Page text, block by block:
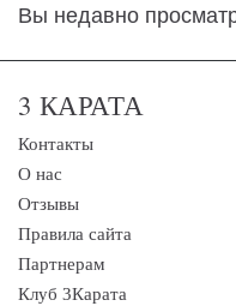
Вы недавно
3 КАРАТА
Контакты
О нас
Отзывы
Правила сайта
Партнерам
Клуб 3Карата